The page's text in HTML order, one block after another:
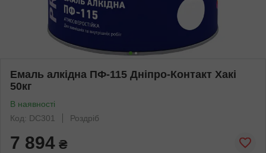
Емаль алкідна ПФ-115 Дніпро-Контакт Хакі
50кг
В наявності
Код: DC301
Роздріб
7 894 ₴